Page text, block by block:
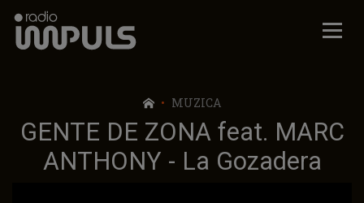
Radio Impuls
MUZICA
GENTE DE ZONA feat. MARC
ANTHONY - La Gozadera